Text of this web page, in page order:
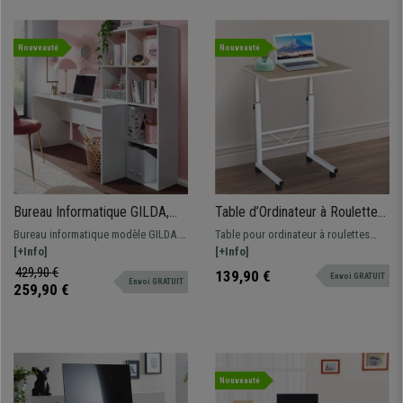
Nouveauté
Bureau Informatique GILDA,
Étagère Intégrée, Design
Moderne, Dimensions
170x59x143,5 cm en Bois,
Blanc
Bureau informatique modèle GILDA.
Dimensions 170x59x143,5 cm .
Bureau design et pratique, adapté à
tous les espaces, avec étagères de
[+Info]
429,90 €
259,90 € Envoi GRATUIT
Nouveauté
Table d’Ordinateur à Roulettes
CORA, Ajustable en Hauteur, En
Bois, Blanc et Chêne
Table pour ordinateur à roulettes
CORA, design égant. Dimensions
compactes et hauteur ajustable.
[+Info]
139,90 € Envoi GRATUIT
Nouveauté